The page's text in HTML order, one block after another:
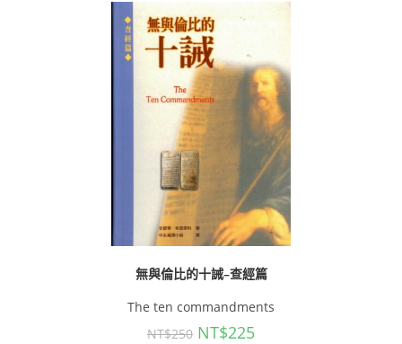
無與倫比的十誡–查經篇
The ten commandments
NT$250 NT$225